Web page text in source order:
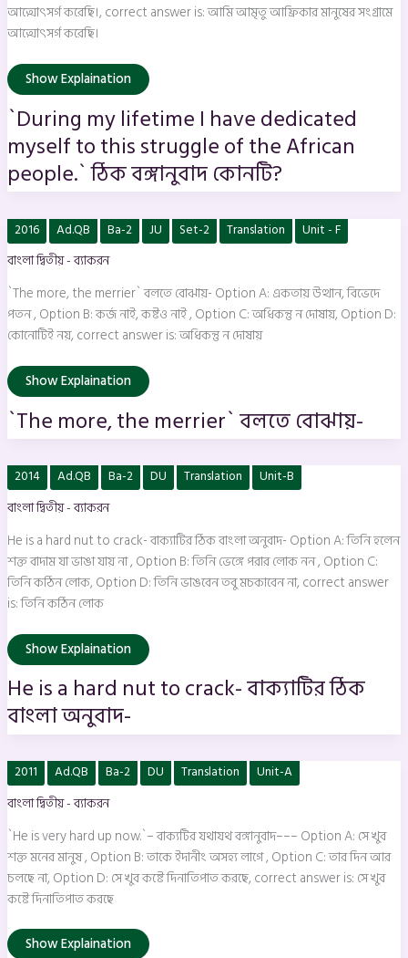
আত্মোৎসর্গ করেছি।, correct answer is: আমি আমৃতু আফ্রিকার মানুষের সংগ্রামে
আত্মোৎসর্গ করেছি।
ঠিক
বঙ্গানুবাদ
কোনটি?
Show Explaination
`During my lifetime I have dedicated
myself to this struggle of the African
people.` ঠিক বঙ্গানুবাদ কোনটি?
2016 Ad.QB Ba-2 JU Set-2 Translation
Unit - F
বাংলা দ্বিতীয় - ব্যাকরন
`The more, the merrier` বলতে বোঝায়- Option A: একতায় উত্থান, বিভেদে
পতন , Option B: কর্জ নাই, কষ্টও নাই , Option C: অধিকন্তু ন দোষায়, Option D:
কোনোটিই নয়, correct answer is: অধিকন্তু ন দোষায়
`The
more,
the
merrier`
বোঝায়-
Show Explaination
`The more, the merrier` বলতে বোঝায়-
2014 Ad.QB Ba-2 DU Translation
Unit-B
বাংলা দ্বিতীয় - ব্যাকরন
He is a hard nut to crack- বাক্যাটির ঠিক বাংলা অনুবাদ- Option A: তিনি হলেন
শক্ত বাদাম যা ভাঙা যায় না , Option B: তিনি ভেঙ্গে পরার লোক নন , Option C:
তিনি কঠিন লোক, Option D: তিনি ভাঙবেন তবু মচকাবেন না, correct answer
is: তিনি কঠিন লোক
He
is
a
hard
to
crack-
বাক্যাটির
ঠিক
বাংলা
অনুবাদ-
Show Explaination
He is a hard nut to crack- বাক্যাটির ঠিক
বাংলা অনুবাদ-
2011 Ad.QB Ba-2 DU Translation
Unit-A
বাংলা দ্বিতীয় - ব্যাকরন
`He is very hard up now.`– বাক্যটির যথাযথ বঙ্গানুবাদ––– Option A: সে খুব
শক্ত মনের মানুষ , Option B: তাকে ইদানীং অসহ্য লাগে , Option C: তার দিন আর
চলছে না, Option D: সে খুব কষ্টে দিনাতিপাত করছে, correct answer is: সে খুব
কষ্টে দিনাতিপাত করছে
`He
is
very
hard
now.`–
বাক্যটির
যথাযথ
বঙ্গানুবাদ–––
Show Explaination